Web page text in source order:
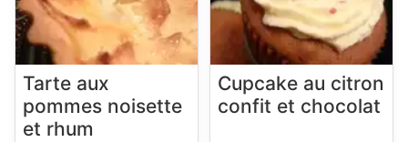
Tarte aux
pommes noisette
et rhum
Cupcake au citron
confit et chocolat